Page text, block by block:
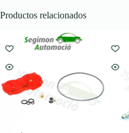
Productos relacionados